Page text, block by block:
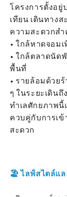
โครงการตั้งอ
เทียน เดินทาง
ความสะดวกส
• ใกล้หาดจอม
• ใกล้ตลาดนัด
พื้นที่
• รายล้อมด้วย
ๆ ในระยะเดินถึง
ทำเลศักยภาพนี้
ควบคู่กับการเข้
สะดวก
🏖 ไลฟ์สไตล์แล